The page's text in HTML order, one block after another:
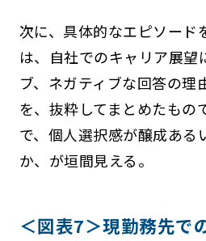
次に、具体的なエピソード
は、自社でのキャリア展望
ブ、ネガティブな回答の理
を、抜粋してまとめたもの
で、個人選択感が醸成ある
か、が垣間見える。
＜図表7＞現勤務先で